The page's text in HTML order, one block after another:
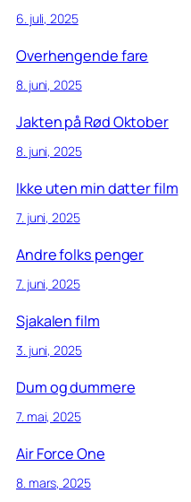
6. juli, 2025
Overhengende fare
8. juni, 2025
Jakten på Rød Oktober
8. juni, 2025
Ikke uten min datter film
7. juni, 2025
Andre folks penger
7. juni, 2025
Sjakalen film
3. juni, 2025
Dum og dummere
7. mai, 2025
Air Force One
8. mars, 2025